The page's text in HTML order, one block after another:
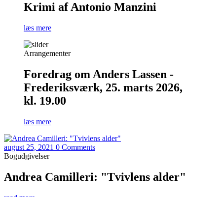
Krimi af Antonio Manzini
læs mere
Arrangementer
Foredrag om Anders Lassen -
Frederiksværk, 25. marts 2026,
kl. 19.00
læs mere
august 25, 2021 0 Comments
Bogudgivelser
Andrea Camilleri: "Tvivlens alder"